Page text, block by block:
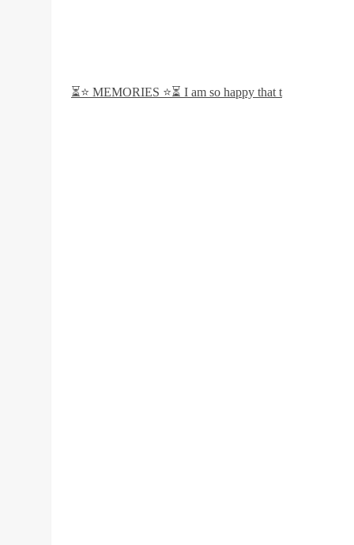
⏳⭐️ MEMORIES ⭐️⏳ I am so happy that t